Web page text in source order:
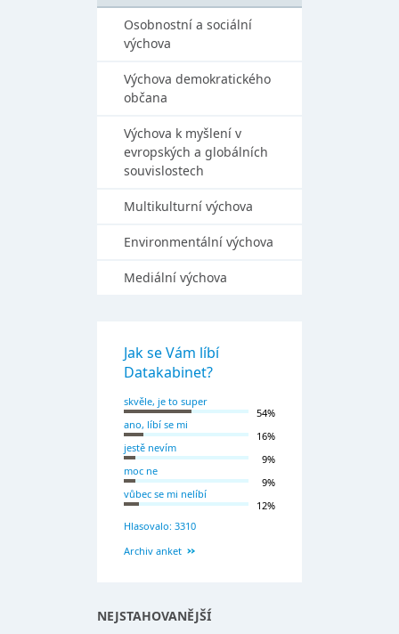
Osobnostní a sociální
výchova
Výchova demokratického
občana
Výchova k myšlení v
evropských a globálních
souvislostech
Multikulturní výchova
Environmentální výchova
Mediální výchova
Jak se Vám líbí
Datakabinet?
skvěle, je to super
54%
ano, líbí se mi
16%
jestě nevím
9%
moc ne
9%
vůbec se mi nelíbí
12%
Hlasovalo: 3310
Archiv anket
NEJSTAHOVANĚJŠÍ